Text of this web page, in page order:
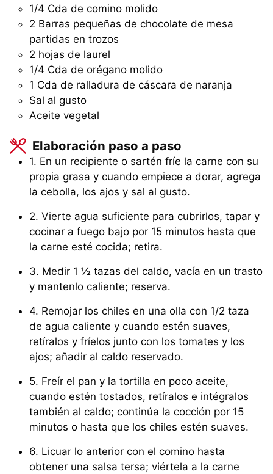
1/4 Cda de comino molido
2 Barras pequeñas de chocolate de mesa
partidas en trozos
2 hojas de laurel
1/4 Cda de orégano molido
1 Cda de ralladura de cáscara de naranja
Sal al gusto
Aceite vegetal
Elaboración paso a paso
1. En un recipiente o sartén fríe la carne con su
propia grasa y cuando empiece a dorar, agrega
la cebolla, los ajos y sal al gusto.
2. Vierte agua suficiente para cubrirlos, tapar y
cocinar a fuego bajo por 15 minutos hasta que
la carne esté cocida; retira.
3. Medir 1 ½ tazas del caldo, vacía en un trasto
y mantenlo caliente; reserva.
4. Remojar los chiles en una olla con 1/2 taza
de agua caliente y cuando estén suaves,
retíralos y fríelos junto con los tomates y los
ajos; añadir al caldo reservado.
5. Freír el pan y la tortilla en poco aceite,
cuando estén tostados, retíralos e intégralos
también al caldo; continúa la cocción por 15
minutos o hasta que los chiles estén suaves.
6. Licuar lo anterior con el comino hasta
obtener una salsa tersa; viértela a la carne